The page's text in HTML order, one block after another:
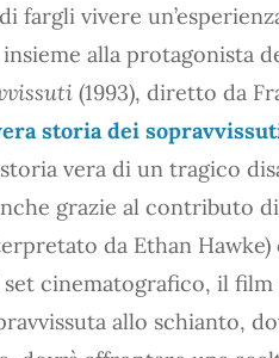
fargli vivere
alla protagonista
(1993), diretto da
storia dei
vera di un tragico
grazie al contributo
da Ethan
cinematografico, il film
allo schianto,